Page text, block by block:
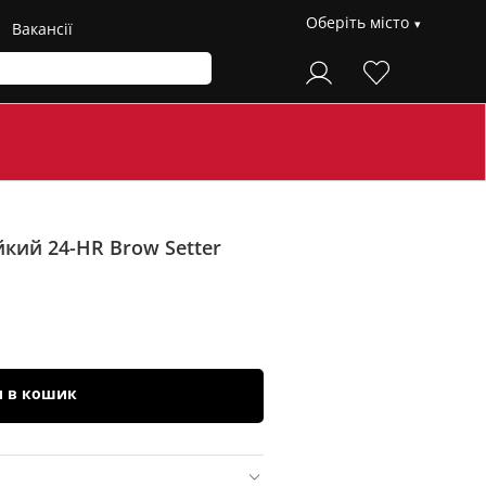
Вакансії Оберіть місто
24-HR Brow Setter
в кошик